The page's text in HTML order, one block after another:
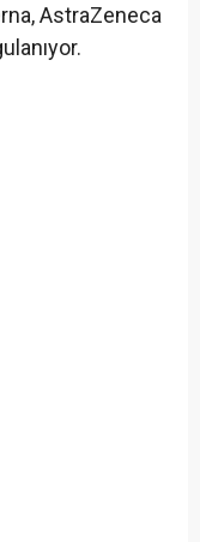
AstraZeneca